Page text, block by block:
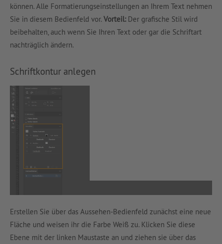
können. Alle Formatierungseinstellungen an Ihrem Text nehmen
Sie in diesem Bedienfeld vor. Vorteil:Der grafische Stil wird
beibehalten, auch wenn Sie Ihren Text oder gar die Schriftart
nachträglich ändern.
Schriftkontur anlegen
Erstellen Sie über das Aussehen-Bedienfeld zunächst eine neue
Fläche und weisen ihr die Farbe Weiß zu. Klicken Sie diese
Ebene mit der linken Maustaste an und ziehen sie über das